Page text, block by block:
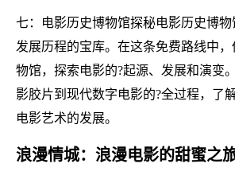
七：电影历史博物馆探秘电影历史博
发展历程的宝库。在这条免费路线中
物馆，探索电影的?起源、发展和演变
影胶片到现代数字电影的?全过程，了
电影艺术的发展。
浪漫情城：浪漫电影的甜蜜之